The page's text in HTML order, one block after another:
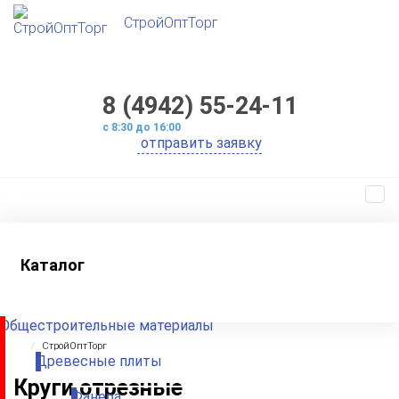
СтройОптТорг
с 8:30 до 16:00
8 (4942) 55-24-11
Каталог
Общестроительные материалы
Древесные плиты
СтройОптТорг
Круги отрезные